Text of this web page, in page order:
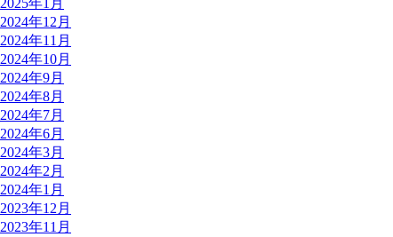
2025年1月
2024年12月
2024年11月
2024年10月
2024年9月
2024年8月
2024年7月
2024年6月
2024年3月
2024年2月
2024年1月
2023年12月
2023年11月